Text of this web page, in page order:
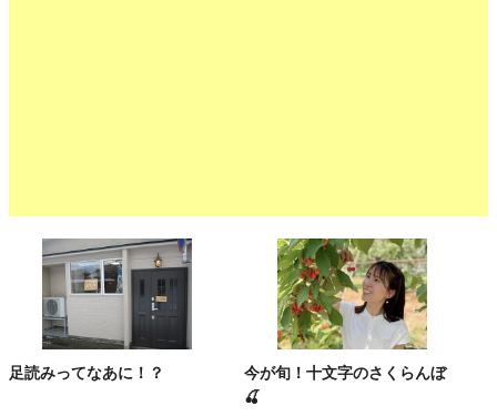
足読みってなあに！？
今が旬！十文字のさくらんぼ
🍒